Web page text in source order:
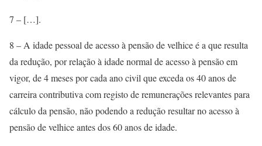
7 – […].
8 – A idade pessoal de acesso à pensão de velhice é a que resulta
da redução, por relação à idade normal de acesso à pensão em
vigor, de 4 meses por cada ano civil que exceda os 40 anos de
carreira contributiva com registo de remunerações relevantes para
cálculo da pensão, não podendo a redução resultar no acesso à
pensão de velhice antes dos 60 anos de idade.